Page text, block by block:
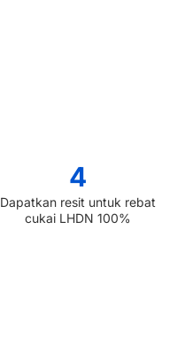
4
Dapatkan resit untuk rebat
cukai LHDN 100%